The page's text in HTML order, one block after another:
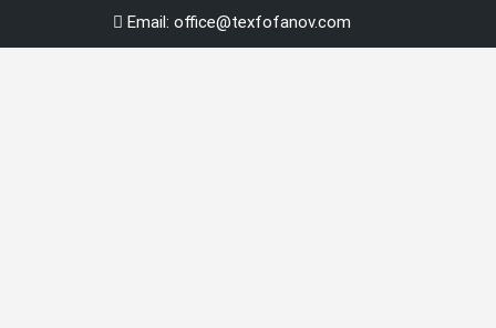
Email: office@texfofanov.com